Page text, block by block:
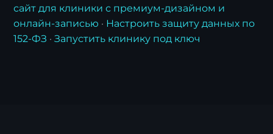
сайт для клиники с премиум-дизайном и
онлайн-записью · Настроить защиту данных по
152-ФЗ ·Запустить клинику под ключ